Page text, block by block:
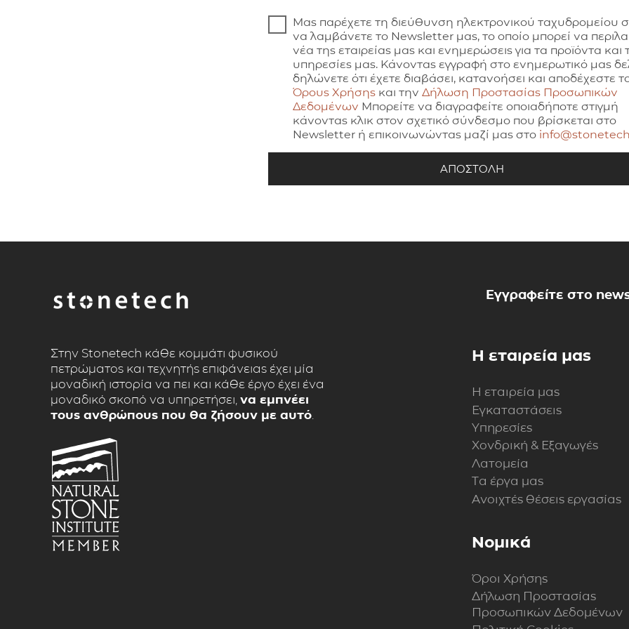
Μας παρέχετε τη διεύθυνση ηλεκτρονικού ταχυδρομείου
να λαμβάνετε το Newsletter μας, το οποίο μπορεί να
νέα της εταιρείας μας και ενημερώσεις για τα προϊόντα και
υπηρεσίες μας. Κάνοντας εγγραφή στο ενημερωτικό μας
δηλώνετε ότι έχετε διαβάσει, κατανοήσει και αποδέχεστε
Όρους Χρήσης και την Δήλωση Προστασίας Προσωπικών
Δεδομένων Μπορείτε να διαγραφείτε οποιαδήποτε στιγμή
κάνοντας κλικ στον σχετικό σύνδεσμο που βρίσκεται στο
Newsletter ή επικοινωνώντας μαζί μας στο
Εγγραφείτε στο
Στην Stonetech κάθε κομμάτι φυσικού
πετρώματος και τεχνητής επιφάνειας έχει μία
μοναδική ιστορία να πει και κάθε έργο έχει ένα
μοναδικό σκοπό να υπηρετήσει, να εμπνέει
τους ανθρώπους που θα ζήσουν με αυτό.
Η εταιρεία μας
Η εταιρεία μας
Εγκαταστάσεις
Υπηρεσίες
Χονδρική & Εξαγωγές
Λατομεία
Τα έργα μας
Ανοιχτές θέσεις εργασίας
Νομικά
Όροι Χρήσης
Δήλωση Προστασίας
Προσωπικών Δεδομένων